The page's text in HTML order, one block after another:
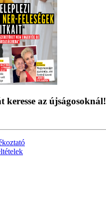
keresse az újságosoknál!